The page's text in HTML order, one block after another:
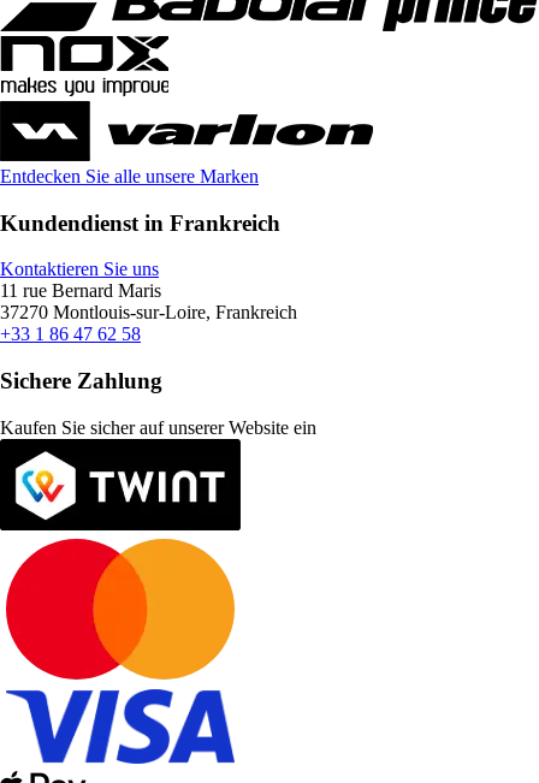
Entdecken Sie alle unsere Marken
Kundendienst in Frankreich
Kontaktieren Sie uns
11 rue Bernard Maris
37270 Montlouis-sur-Loire, Frankreich
+33 1 86 47 62 58
Sichere Zahlung
Kaufen Sie sicher auf unserer Website ein